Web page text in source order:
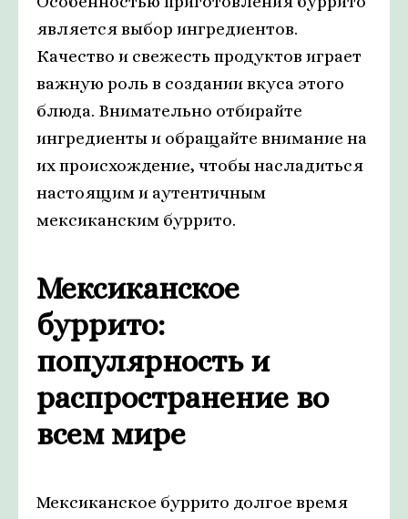
является выбор ингредиентов.
Качество и свежесть продуктов играет
важную роль в создании вкуса этого
блюда. Внимательно отбирайте
ингредиенты и обращайте внимание на
их происхождение, чтобы насладиться
настоящим и аутентичным
мексиканским буррито.
Мексиканское
буррито:
популярность и
распространение во
всем мире
Мексиканское буррито долгое время